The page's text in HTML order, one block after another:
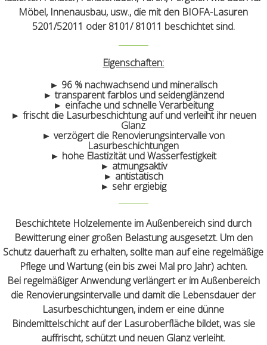
Möbel, Innenausbau, usw., die mit den BIOFA-Lasuren
5201/52011 oder 8101/ 81011 beschichtet sind.
Eigenschaften:
► 96 % nachwachsend und mineralisch
► transparent farblos und seidenglänzend
► einfache und schnelle Verarbeitung
► frischt die Lasurbeschichtung auf und verleiht ihr neuen
Glanz
► verzögert die Renovierungsintervalle von
Lasurbeschichtungen
► hohe Elastizität und Wasserfestigkeit
► atmungsaktiv
► antistatisch
► sehr ergiebig
Beschichtete Holzelemente im Außenbereich sind durch
Bewitterung einer großen Belastung ausgesetzt. Um den
Schutz dauerhaft zu erhalten, sollte man auf eine regelmäßige
Pflege und Wartung (ein bis zwei Mal pro Jahr) achten.
Bei regelmäßiger Anwendung verlängert er im Außenbereich
die Renovierungsintervalle und damit die Lebensdauer der
Lasurbeschichtungen, indem er eine dünne
Bindemittelschicht auf der Lasuroberfläche bildet, was sie
auffrischt, schützt und neuen Glanz verleiht.